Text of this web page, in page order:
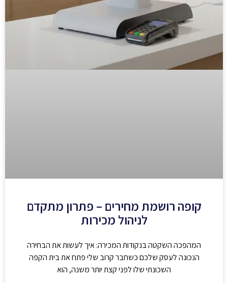
קופה רושמת מחירים – פתרון מתקדם
לניהול מכירות
המהפכה השקטה בנקודות המכירה: איך לעשות את הבחירה
הנכונה לעסק שלכם כשחבר קרוב שלי פתח את בית הקפה
השכונתי שלו לפני קצת יותר משנה, הוא